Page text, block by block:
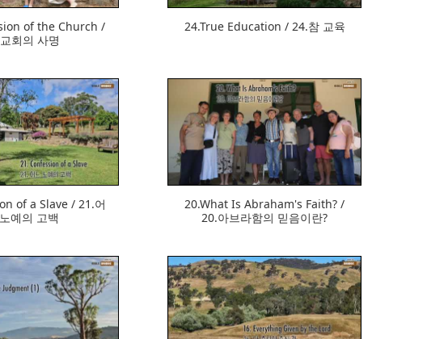
of the Church /
회의 사명
24.True Education / 24.참 교육
of a Slave / 21.어
예의 고백
382
20.What Is Abraham's Faith? /
20.아브라함의 믿음이란?
376